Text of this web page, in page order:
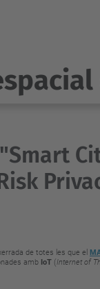
de totes les que el
amb IoT (Internet of